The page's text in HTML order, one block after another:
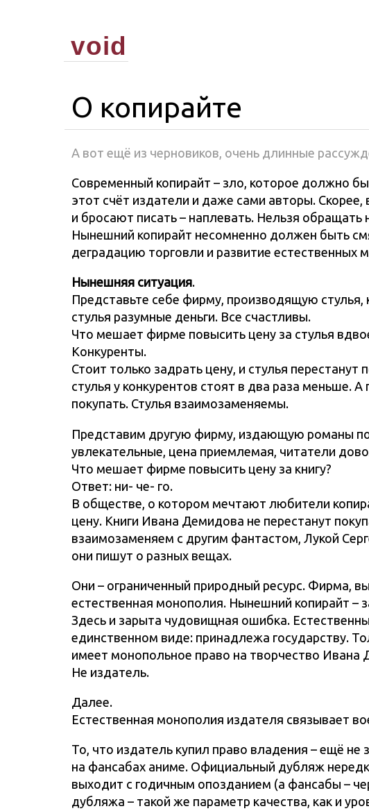
void
О копирайте
А вот ещё из черновиков, очень длинные
Современный копирайт – зло, которое должно
этот счёт издатели и даже сами авторы.
и бросают писать – наплевать. Нельзя обращать
Нынешний копирайт несомненно должен быть
деградацию торговли и развитие естественных
Нынешняя ситуация.
Представьте себе фирму, производящую
стулья разумные деньги. Все счастливы.
Что мешает фирме повысить цену за стулья
Конкуренты.
Стоит только задрать цену, и стулья
стулья у конкурентов стоят в два раза меньше.
покупать. Стулья взаимозаменяемы.
Представим другую фирму, издающую романы
увлекательные, цена приемлемая, читатели
Что мешает фирме повысить цену за книгу?
Ответ: ни- че- го.
В обществе, о котором мечтают любители
цену. Книги Ивана Демидова не перестанут
взаимозаменяем с другим фантастом, Лукой
они пишут о разных вещах.
Они – ограниченный природный ресурс. Фирма,
естественная монополия. Нынешний копирайт
Здесь и зарыта чудовищная ошибка.
единственном виде: принадлежа государству.
имеет монопольное право на творчество Ивана
Не издатель.
Далее.
Естественная монополия издателя связывает
То, что издатель купил право владения – ещё
на фансабах аниме. Официальный дубляж
выходит с годичным опозданием (а фансабы –
дубляжа – такой же параметр качества, как и